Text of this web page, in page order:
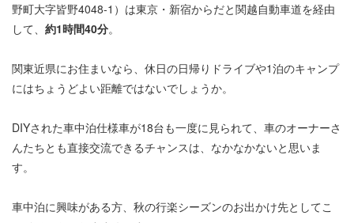
野町大字皆野4048-1）は東京・新宿からだと関越自動車道を経由
して、 約1時間40分。
関東近県にお住まいなら、休日の日帰りドライブや1泊のキャンプ
にはちょうどよい距離ではないでしょうか。
DIYされた車中泊仕様車が18台も一度に見られて、車のオーナーさ
んたちとも直接交流できるチャンスは、なかなかないと思いま
す。
車中泊に興味がある方、秋の行楽シーズンのお出かけ先としてこ